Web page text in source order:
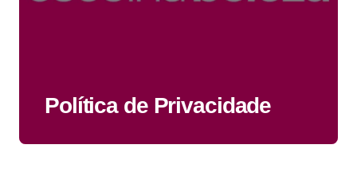
Política de Privacidade